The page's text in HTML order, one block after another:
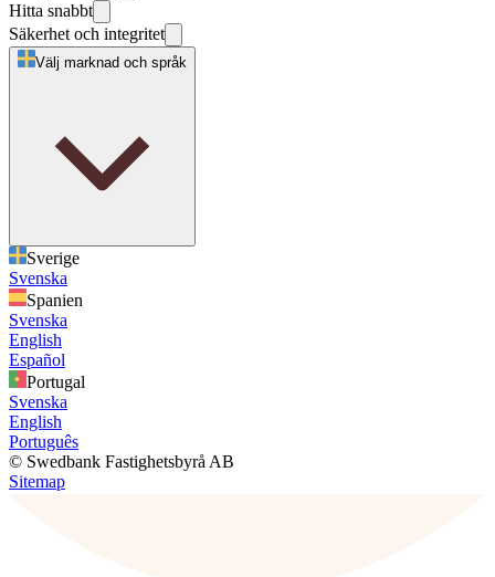
Hitta snabbt
Säkerhet och integritet
Välj marknad och språk
Sverige
Svenska
Spanien
Svenska
English
Español
Portugal
Svenska
English
Português
© Swedbank Fastighetsbyrå AB
Sitemap